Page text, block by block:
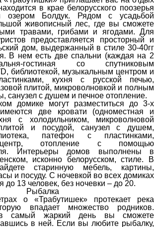
в крае белорусского поозерья
озером Болдук. Рядом с усадьбой
живописный лес, где вы сможете
травами, грибами и ягодами. Для
предоставляется просторный и
дом, выдержанный в стиле 30-40гг
В нем есть две спальни (каждая на 2
гостиная со спутниковым
библиотекой, музыкальным центром и
кухня с русской печью,
плитой, микроволновкой и полным
санузел с душем и печное отопление.
домике могут разместиться до 3-х
две кровати (одноместная и
с холодильником, микроволновой
и посудой, санузел с душем,
патефон с пластинками,
центр, отопление с помощью
Интерьеры домов выполнены в
исконно белорусском, стиле. В
старинную мебель, картины,
и посуду. С ночевкой во всех домиках
до 13 человек, без ночевки – до 20.
Рыбалка
о «Трабутишек» протекает река
впадает множество родников.
самый жаркий день вы сможете
в ней. Если вы любите рыбалку,